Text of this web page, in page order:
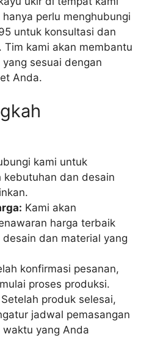
perlu menghubungi
untuk konsultasi dan
kami akan membantu
sesuai dengan
Anda.
kami untuk
kebutuhan dan desain
Kami akan
harga terbaik
dan material yang
konfirmasi pesanan,
proses produksi.
Setelah produk selesai,
jadwal pemasangan
yang Anda